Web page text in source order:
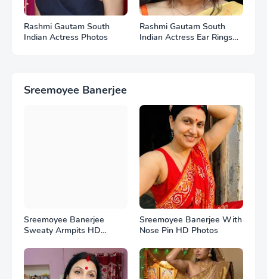
Rashmi Gautam South
Indian Actress Photos
Rashmi Gautam South
Indian Actress Ear Rings
Sreemoyee Banerjee
Sreemoyee Banerjee
Sweaty Armpits HD
Sreemoyee Banerjee With
Nose Pin HD Photos